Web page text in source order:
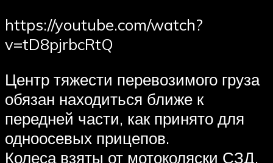
https://youtube.com/watch?
v=tD8pjrbcRtQ
Центр тяжести перевозимого груза
обязан находиться ближе к
передней части, как принято для
одноосевых прицепов.
Колеса взяты от мотоколяски СЗД.